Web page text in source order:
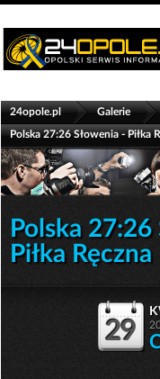
24opole.pl Galerie
Polska 27:26 Słowenia - Piłka
Polska 27:26
Piłka Ręczna
29